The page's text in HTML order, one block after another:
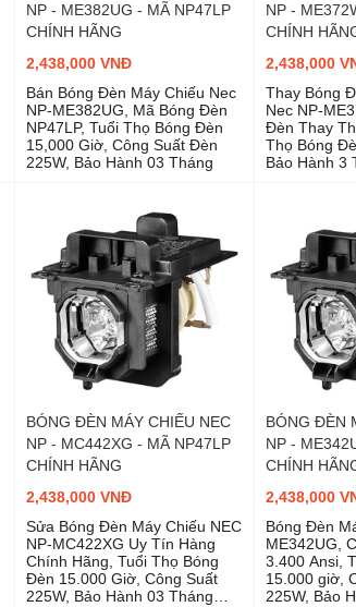
NP - ME382UG - MÃ NP47LP
CHÍNH HÃNG
2,438,000 VNĐ
Bán Bóng Đèn Máy Chiếu Nec
NP-ME382UG, Mã Bóng Đèn
NP47LP, Tuổi Thọ Bóng Đèn
15,000 Giờ, Công Suất Đèn
225W, Bảo Hành 03 Tháng
NP -
CHÍNH
2,438,000
Thay Bóng
Nec NP-
Đèn Thay
Thọ Bóng
Bảo Hành 3
BÓNG ĐÈN MÁY CHIẾU NEC
NP - MC442XG - MÃ NP47LP
CHÍNH HÃNG
2,438,000 VNĐ
Sửa Bóng Đèn Máy Chiếu NEC
NP-MC422XG Uy Tín Hàng
Chính Hãng, Tuổi Thọ Bóng
Đèn 15.000 Giờ, Công Suất
225W, Bảo Hành 03 Tháng
BÓNG ĐÈN
NP -
CHÍNH
2,438,000
Bóng Đèn
ME342UG,
3.400 Ansi,
15.000 giờ,
225W, Bảo